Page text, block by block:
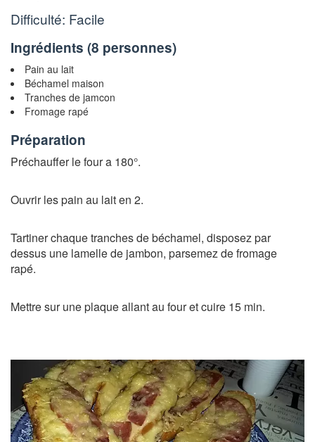
Difficulté: Facile
Ingrédients (8 personnes)
Pain au lait
Béchamel maison
Tranches de jamcon
Fromage rapé
Préparation
Préchauffer le four a 180°.
Ouvrir les pain au lait en 2.
Tartiner chaque tranches de béchamel, disposez par
dessus une lamelle de jambon, parsemez de fromage
rapé.
Mettre sur une plaque allant au four et cuire 15 min.